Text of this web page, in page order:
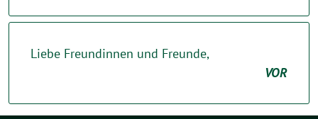
Liebe Freundinnen und Freunde,
VOR